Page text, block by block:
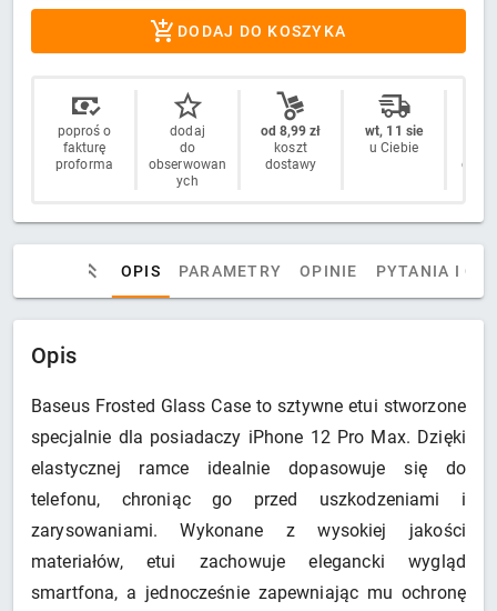
DODAJ DO KOSZYKA
poproś o
fakturę
proforma
dodaj
do
obserwowan
ych
od 8,99 zł
koszt
dostawy
wt, 11 sie
u Ciebie
OPIS PARAMETRY OPINIE PYTANIA I
Opis
Baseus Frosted Glass Case to sztywne etui stworzone
specjalnie dla posiadaczy iPhone 12 Pro Max. Dzięki
elastycznej ramce idealnie dopasowuje się do
telefonu, chroniąc go przed uszkodzeniami i
zarysowaniami. Wykonane z wysokiej jakości
materiałów, etui zachowuje elegancki wygląd
smartfona, a jednocześnie zapewniając mu ochronę